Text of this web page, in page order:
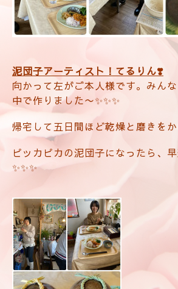
泥団子アーティスト！てるりん❣️
向かって左がご本人様です。みん
中で作りました〜✨✨✨
帰宅して五日間ほど乾燥と磨きをか
ピッカピカの泥団子になったら、
✨✨✨